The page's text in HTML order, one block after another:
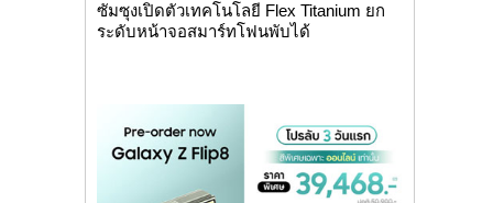
ซัมซุงเปิดตัวเทคโนโลยี Flex Titanium ยก
ระดับหน้าจอสมาร์ทโฟนพับได้